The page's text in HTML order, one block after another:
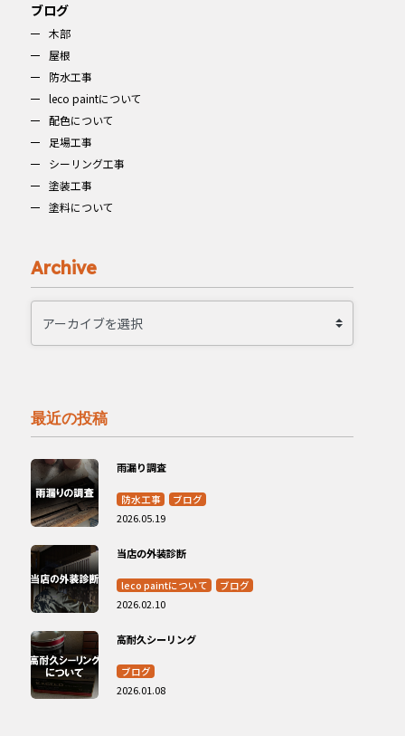
ブログ
木部
屋根
防水工事
leco paintについて
配色について
足場工事
シーリング工事
塗装工事
塗料について
Archive
最近の投稿
雨漏り調査
防水工事 ブログ
2026.05.19
当店の外装診断
leco paintについて ブログ
2026.02.10
高耐久シーリング
ブログ
2026.01.08